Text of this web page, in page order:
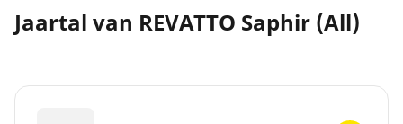
Jaartal van REVATTO Saphir (All)